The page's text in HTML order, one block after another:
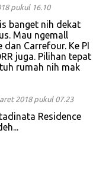
pukul 16.10
banget nih dekat
Mau ngemall
Carrefour. Ke PI
juga. Pilihan tepat
rumah nih mak
2018 pukul 07.23
Residence